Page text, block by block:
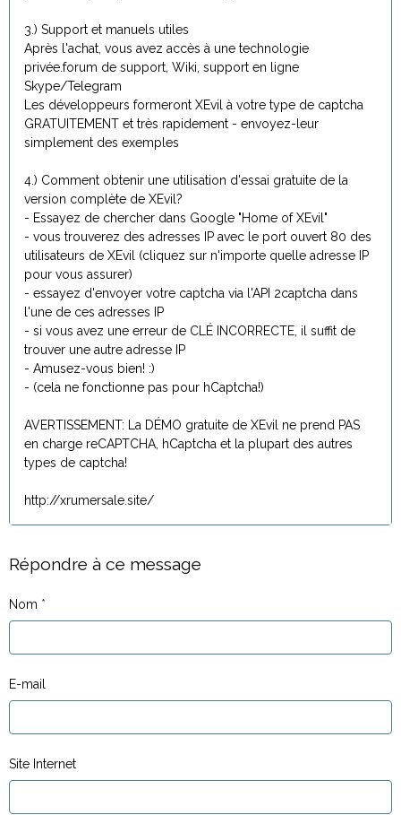
3.) Support et manuels utiles
Après l'achat, vous avez accès à une technologie
privée.forum de support, Wiki, support en ligne
Skype/Telegram
Les développeurs formeront XEvil à votre type de captcha
GRATUITEMENT et très rapidement - envoyez-leur
simplement des exemples
4.) Comment obtenir une utilisation d'essai gratuite de la
version complète de XEvil?
- Essayez de chercher dans Google "Home of XEvil"
- vous trouverez des adresses IP avec le port ouvert 80 des
utilisateurs de XEvil (cliquez sur n'importe quelle adresse IP
pour vous assurer)
- essayez d'envoyer votre captcha via l'API 2captcha dans
l'une de ces adresses IP
- si vous avez une erreur de CLÉ INCORRECTE, il suffit de
trouver une autre adresse IP
- Amusez-vous bien! :)
- (cela ne fonctionne pas pour hCaptcha!)
AVERTISSEMENT: La DÉMO gratuite de XEvil ne prend PAS
en charge reCAPTCHA, hCaptcha et la plupart des autres
types de captcha!
http://xrumersale.site/
Répondre à ce message
Nom
E-mail
Site Internet